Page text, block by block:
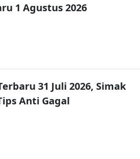
1 Agustus 2026
31 Juli 2026, Simak
Anti Gagal